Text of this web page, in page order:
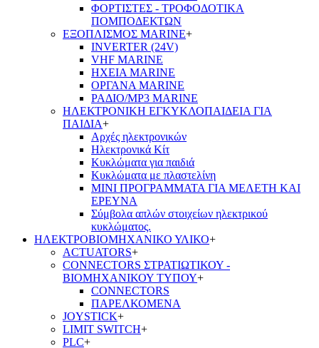
ΦΟΡΤΙΣΤΕΣ - ΤΡΟΦΟΔΟΤΙΚΑ
ΠΟΜΠΟΔΕΚΤΩΝ
ΕΞΟΠΛΙΣΜΟΣ MARINE+
INVERTER (24V)
VHF MARINE
ΗΧΕΙΑ MARINE
ΟΡΓΑΝΑ MARINE
ΡΑΔΙΟ/MP3 MARINE
ΗΛΕΚΤΡΟΝΙΚΗ ΕΓΚΥΚΛΟΠΑΙΔΕΙΑ ΓΙΑ
ΠΑΙΔΙΑ+
Αρχές ηλεκτρονικών
Ηλεκτρονικά Κίτ
Κυκλώματα για παιδιά
Κυκλώματα με πλαστελίνη
ΜΙΝΙ ΠΡΟΓΡΑΜΜΑΤΑ ΓΙΑ ΜΕΛΕΤΗ ΚΑΙ
ΕΡΕΥΝΑ
Σύμβολα απλών στοιχείων ηλεκτρικού
κυκλώματος.
ΗΛΕΚΤΡΟΒΙΟΜΗΧΑΝΙΚΟ ΥΛΙΚΟ+
ACTUATORS+
CONNECTORS ΣΤΡΑΤΙΩΤΙΚΟΥ -
ΒΙΟΜΗΧΑΝΙΚΟΥ ΤΥΠΟΥ+
CONNECTORS
ΠΑΡΕΛΚΟΜΕΝΑ
JOYSTICK+
LIMIT SWITCH+
PLC+